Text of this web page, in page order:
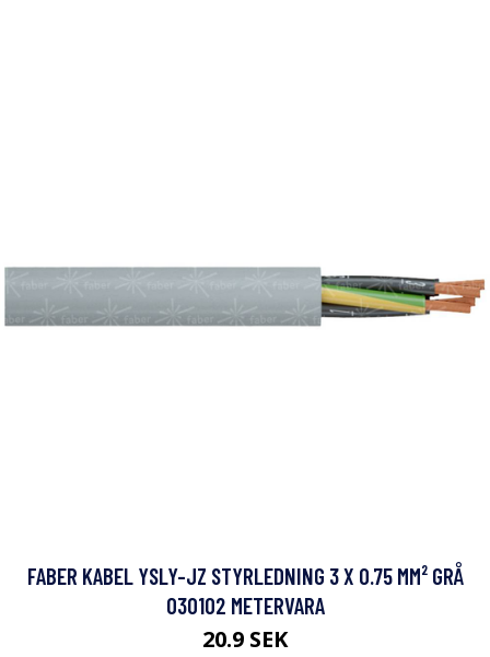
FABER KABEL YSLY-JZ STYRLEDNING 3 X 0.75 MM² GRÅ
030102 METERVARA
20.9 SEK